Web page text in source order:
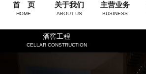
首 页
HOME
关于我们
ABOUT US
主营业务
BUSINESS
酒窖工程
CELLAR CONSTRUCTION